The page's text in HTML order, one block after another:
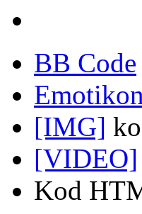
BB Code
[IMG]
[VIDEO]
Kod